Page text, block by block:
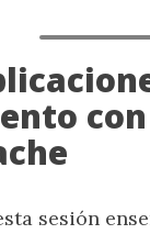
sesión